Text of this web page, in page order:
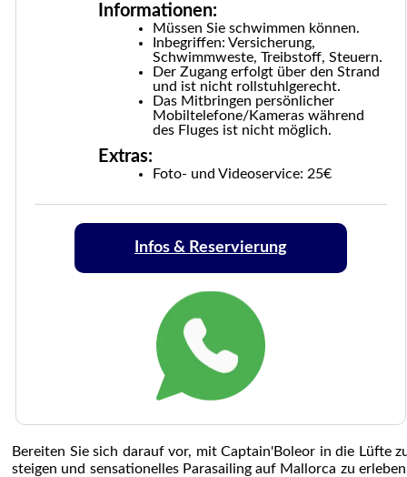
Informationen:
Müssen Sie schwimmen können.
Inbegriffen: Versicherung,
Schwimmweste, Treibstoff, Steuern.
Der Zugang erfolgt über den Strand
und ist nicht rollstuhlgerecht.
Das Mitbringen persönlicher
Mobiltelefone/Kameras während
des Fluges ist nicht möglich.
Extras:
Foto- und Videoservice: 25€
Infos & Reservierung
Bereiten Sie sich darauf vor, mit Captain'Boleor in die Lüfte
steigen und sensationelles Parasailing auf Mallorca zu